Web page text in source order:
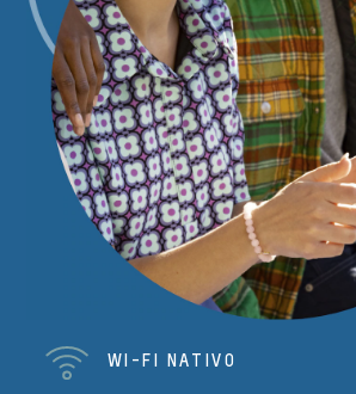
WI-FI NATIVO